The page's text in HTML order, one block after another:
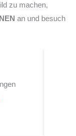
zu machen,
an und besuch